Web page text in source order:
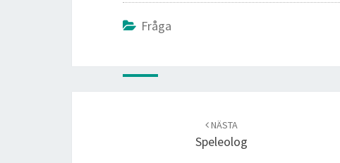
Fråga
NÄSTA
Speleolog